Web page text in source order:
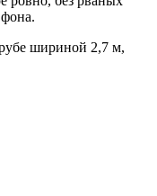
шириной 2,7 м,